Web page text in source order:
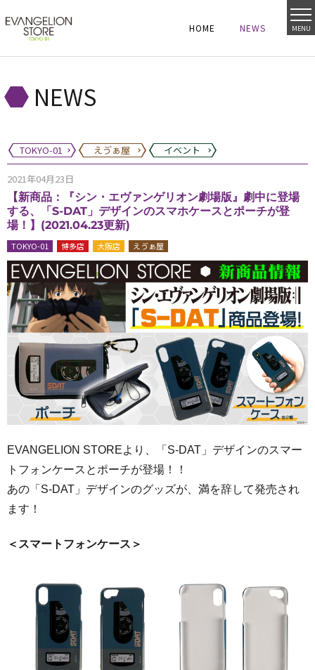
MENU
HOME
HOME NEWS
NEWS
NEWS
TOKYO-01 えゔぁ屋 イベント
2021年04月23日
【新商品：『シン・エヴァンゲリオン劇場版』劇中に登場
する、「S-DAT」デザインのスマホケースとポーチが登
場！】(2021.04.23更新)
TOKYO-01 博多店 大阪店 えゔぁ屋
EVANGELION STOREより、「S-DAT」デザインのスマー
トフォンケースとポーチが登場！！
あの「S-DAT」デザインのグッズが、満を辞して発売され
ます！
＜スマートフォンケース＞